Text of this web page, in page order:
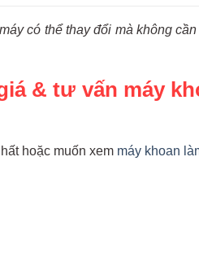
có thể thay đổi mà không
& tư vấn máy
hoặc muốn xem máy khoan